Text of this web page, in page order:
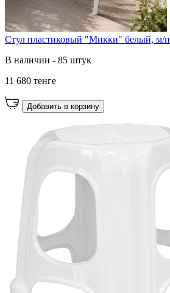
Стул пластиковый "Микки" белый, м/п
В наличии - 85 штук
11 680 тенге
Добавить в корзину